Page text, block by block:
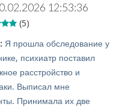
12:53:36
(5)
Я прошла обследование у
психиатр поставил
расстройство и
Выписал мне
Принимала их две